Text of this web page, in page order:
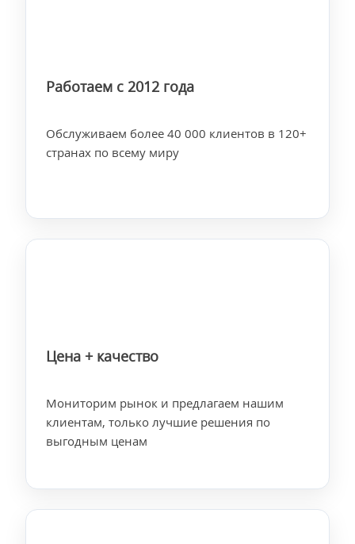
Работаем с 2012 года
Обслуживаем более 40 000 клиентов в 120+
странах по всему миру
Цена + качество
Мониторим рынок и предлагаем нашим
клиентам, только лучшие решения по
выгодным ценам